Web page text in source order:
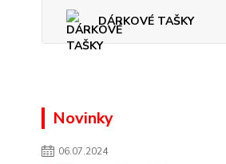
DÁRKOVÉ TAŠKY
Novinky
06.07.2024